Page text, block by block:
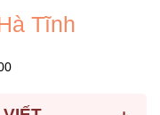
Tĩnh